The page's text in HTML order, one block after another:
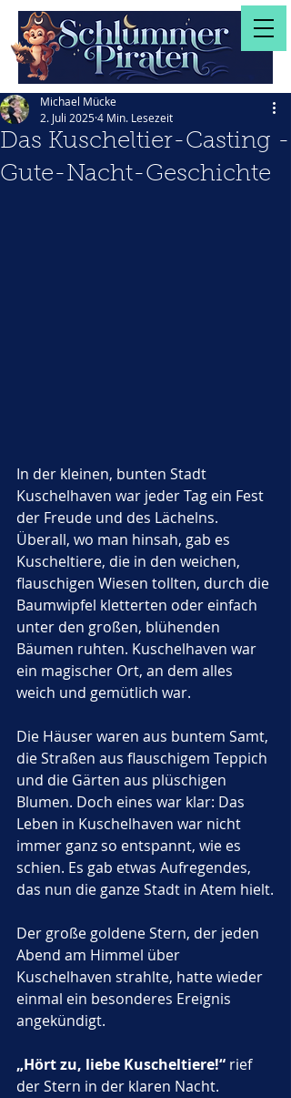
Das Kuscheltier-Casting -
Gute-Nacht-Geschichte
Michael Mücke
2. Juli 20254 Min. Lesezeit
In der kleinen, bunten Stadt
Kuschelhaven war jeder Tag ein Fest
der Freude und des Lächelns.
Überall, wo man hinsah, gab es
Kuscheltiere, die in den weichen,
flauschigen Wiesen tollten, durch die
Baumwipfel kletterten oder einfach
unter den großen, blühenden
Bäumen ruhten. Kuschelhaven war
ein magischer Ort, an dem alles
weich und gemütlich war.
Die Häuser waren aus buntem Samt,
die Straßen aus flauschigem Teppich
und die Gärten aus plüschigen
Blumen. Doch eines war klar: Das
Leben in Kuschelhaven war nicht
immer ganz so entspannt, wie es
schien. Es gab etwas Aufregendes,
das nun die ganze Stadt in Atem hielt.
Der große goldene Stern, der jeden
Abend am Himmel über
Kuschelhaven strahlte, hatte wieder
einmal ein besonderes Ereignis
angekündigt.
„Hört zu, liebe Kuscheltiere!“ rief
der Stern in der klaren Nacht.